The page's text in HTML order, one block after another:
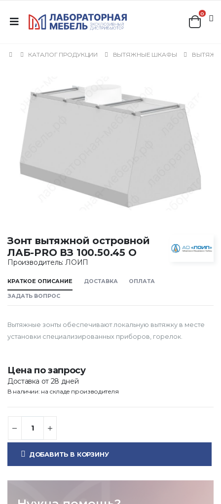
0
КАТАЛОГ ПРОДУКЦИИ ВЫТЯЖНЫЕ ШКАФЫ
Зонт вытяжной островной
ЛАБ-PRO ВЗ 100.50.45 О
Производитель: ЛОИП
КРАТКОЕ ОПИСАНИЕ ДОСТАВКА ОПЛАТА
ЗАДАТЬ ВОПРОС
Вытяжные зонты обеспечивают локальную вытяжку в месте
установки специализированных приборов, горелок.
Цена по запросу
Доставка от 28 дней
В наличии: на складе производителя
ДОБАВИТЬ В КОРЗИНУ